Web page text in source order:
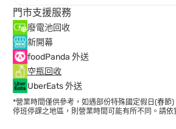
門市支援服務
廢電池回收
新開幕
foodPanda 外送
空瓶回收
UberEats 外送
*營業時間僅供參考，如遇部份特殊國定假日(春節
停班停課之地區，則營業時間可能有所不同。請依